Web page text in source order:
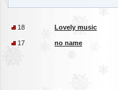
18 Lovely music
17 no name